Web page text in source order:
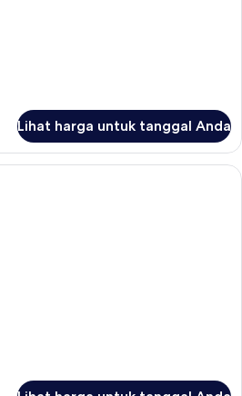
Lihat harga untuk tanggal Anda
Tropical Garden | 1 kamar tidur,